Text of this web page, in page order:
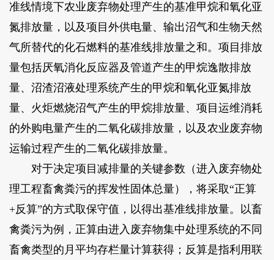
准线情境下农业废弃物处理产生的基准甲烷和氧化亚
氮排放量，以及项目外供电量、输出沼气和生物天然
气所替代的化石燃料的基准线排放量之和。项目排放
量包括厌氧消化反应器及管道产生的甲烷逸散排放
量、沼渣沼液处理系统产生的甲烷和氧化亚氮排放
量、火炬燃烧沼气产生的甲烷排放量、项目运维消耗
的外购电量产生的二氧化碳排放量，以及农业废弃物
运输过程产生的二氧化碳排放量。
对于决定项目减排量的关键参数（进入废弃物处
理工程畜禽粪污的挥发性固体总量），将采取“正算
+反算”的方式取保守值，以得出基准线排放量。以畜
禽粪污为例，正算由进入废弃物集中处理系统的不同
畜禽类型的月平均存栏量计算获得；反算是指利用联